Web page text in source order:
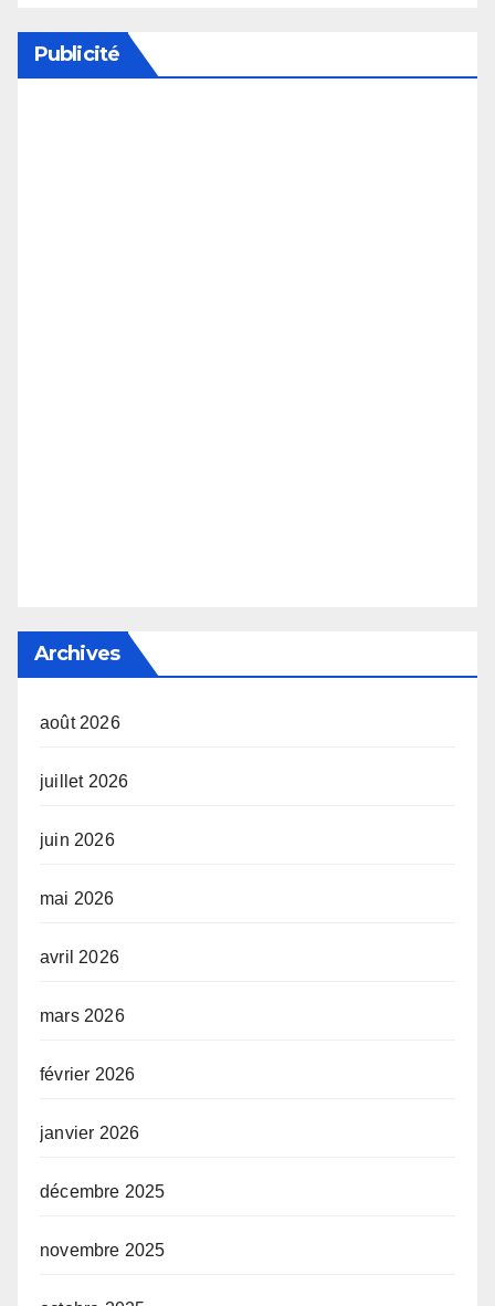
Publicité
Archives
août 2026
juillet 2026
juin 2026
mai 2026
avril 2026
mars 2026
février 2026
janvier 2026
décembre 2025
novembre 2025